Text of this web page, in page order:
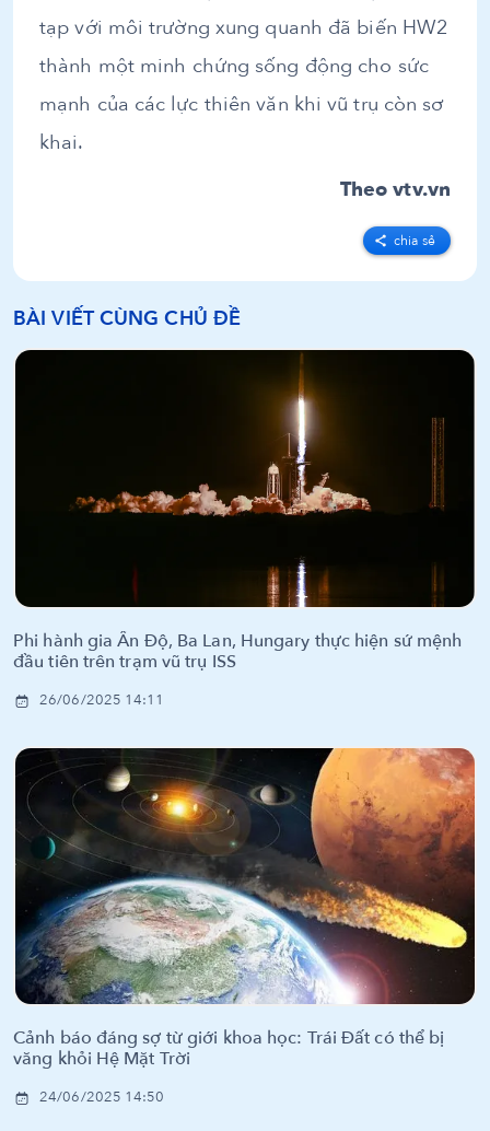
tạp với môi trường xung quanh đã biến HW2
thành một minh chứng sống động cho sức
mạnh của các lực thiên văn khi vũ trụ còn sơ
khai.
Theo vtv.vn
chia sẻ
BÀI VIẾT CÙNG CHỦ ĐỀ
Phi hành gia Ấn Độ, Ba Lan, Hungary thực hiện sứ mệnh
đầu tiên trên trạm vũ trụ ISS
26/06/2025 14:11
Cảnh báo đáng sợ từ giới khoa học: Trái Đất có thể bị
văng khỏi Hệ Mặt Trời
24/06/2025 14:50